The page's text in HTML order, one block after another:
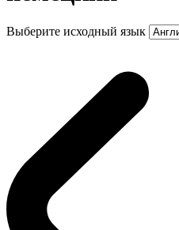
Выберите исходный язык